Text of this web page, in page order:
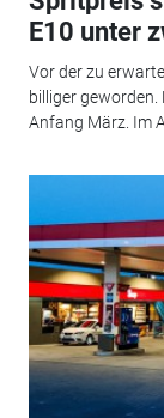
E10 unter
Vor der zu
billiger geworden.
Anfang März. Im